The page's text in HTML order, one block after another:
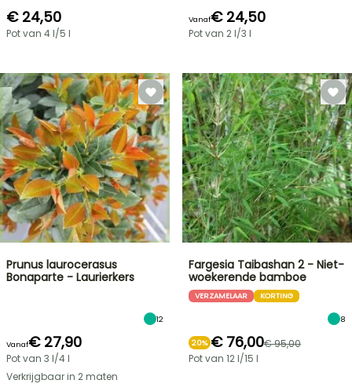
€ 24,50
Pot van 4 l/5 l
Vanaf€ 24,50
Pot van 2 l/3 l
Prunus laurocerasus
Bonaparte - Laurierkers
12
Vanaf€ 27,90
Pot van 3 l/4 l
Verkrijgbaar in 2 maten
Fargesia Taibashan 2 - Niet-
woekerende bamboe
VERZAMELAAR KORTING
8
20% € 76,00€ 95,00
Pot van 12 l/15 l